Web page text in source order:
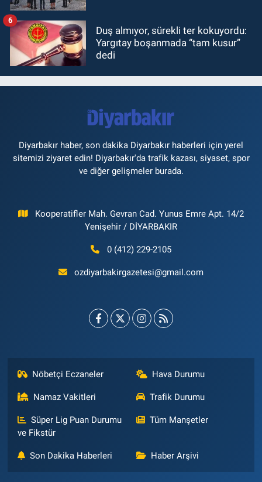
Duş almıyor, sürekli ter kokuyordu:
Yargıtay boşanmada “tam kusur”
dedi
6
Diyarbakır haber, son dakika Diyarbakır haberleri için yerel
sitemizi ziyaret edin! Diyarbakır'da trafik kazası, siyaset, spor
ve diğer gelişmeler burada.
Kooperatifler Mah. Gevran Cad. Yunus Emre Apt. 14/2
Yenişehir / DİYARBAKIR
0 (412) 229-2105
ozdiyarbakirgazetesi@gmail.com
Nöbetçi Eczaneler Hava Durumu
Namaz Vakitleri Trafik Durumu
Süper Lig Puan Durumu
ve Fikstür
Tüm Manşetler
Son Dakika Haberleri Haber Arşivi